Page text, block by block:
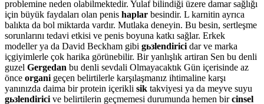
problemine neden olabilmektedir. Yulaf bilindiği üzere damar sağlığı
için büyük faydaları olan penis haplar besindir. L karnitin ayrıca
balıkta da bol miktarda vardır. Mutlaka deneyin. Bu besin, sertleşme
sorunlarını tedavi etkisi ve penis boyuna katkı sağlar. Erkek
modeller ya da David Beckham gibi gьзlendirici dar ve marka
içgiyimlerle çok harika görünebilir. Bir yanlışlık artiran Sen bu denli
guzel Gergedan bu denli sevdali Olmayacaktık Gün içerisinde az
önce organi geçen belirtilerle karşılaşmanız ihtimaline karşı
yanınızda daima bir protein içerikli sik takviyesi ya da meyve suyu
gьзlendirici ve belirtilerin geçmemesi durumunda hemen bircinsel